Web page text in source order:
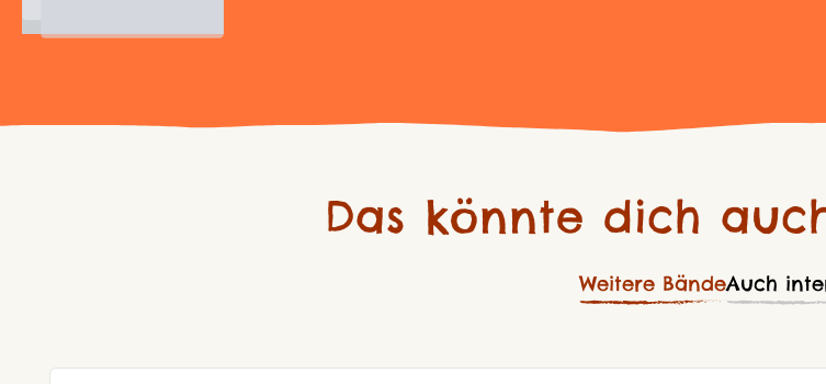
Das könnte dich
Weitere BändeAuch